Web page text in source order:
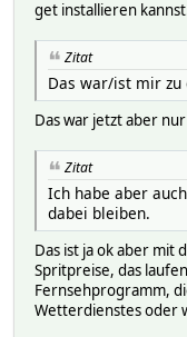
get installieren
Zitat
Das war/ist mir
Das war jetzt aber
Zitat
Ich habe aber
dabei bleiben.
Das ist ja ok aber mit
Spritpreise, das
Fernsehprogramm,
Wetterdienstes oder